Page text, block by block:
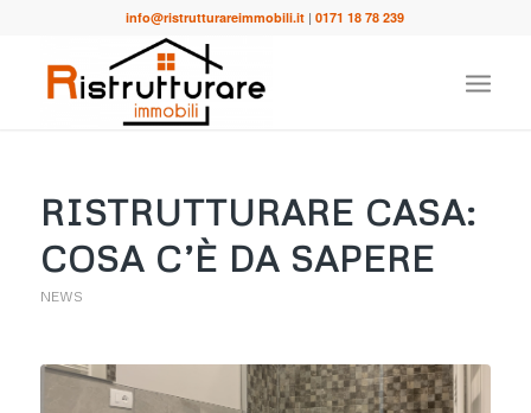
info@ristrutturareimmobili.it |0171 18 78 239
RISTRUTTURARE CASA:
COSA C’È DA SAPERE
NEWS